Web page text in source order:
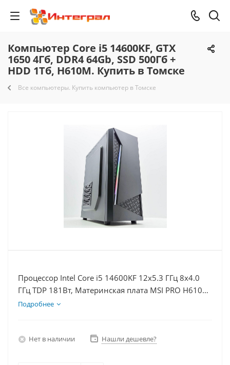
Компьютер Core i5 14600KF, GTX
1650 4Гб, DDR4 64Gb, SSD 500Гб +
HDD 1Тб, H610M. Купить в Томске
Все компьютеры. Купить компьютер в Томске
Процессор Intel Core i5 14600KF 12x5.3 ГГц 8x4.0
ГГц TDP 181Вт, Материнская плата MSI PRO H610M-
E, Видеокарта GTX 1650 4Гб, Память DDR4 64Gb,
Подробнее
Нет в наличии Нашли дешевле?